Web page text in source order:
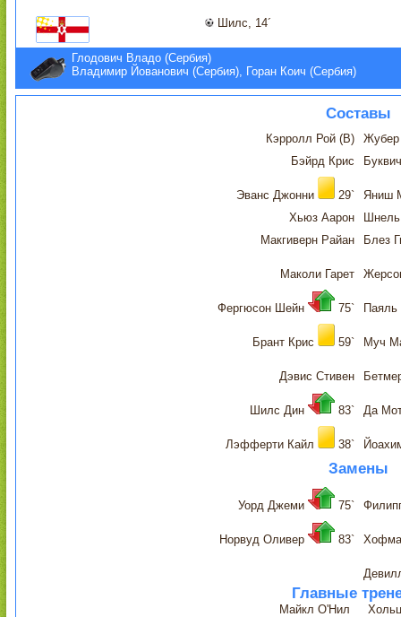
Шилс, 14´
Глодович Владо (Сербия)
Владимир Йованович (Сербия), Горан Коич (Сербия)
Составы
Кэрролл Рой (В)
Жубер
Бэйрд Крис
Эванс Джонни 29`
Яниш
Хьюз Аарон
Макгиверн Райан
Блез
Маколи Гарет
Фергюсон Шейн 75` Паяль
Брант Крис 59` Муч
Дэвис Стивен
Шилс Дин 83` Да
Лэфферти Кайл 38`
Замены
Уорд Джеми 75`
Норвуд Оливер 83`
Главные
Майкл О'Нил